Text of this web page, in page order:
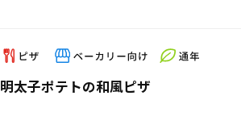
明太子ポテトの和風ピザ